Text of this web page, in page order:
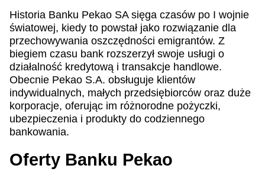
Historia Banku Pekao SA sięga czasów po I wojnie
światowej, kiedy to powstał jako rozwiązanie dla
przechowywania oszczędności emigrantów. Z
biegiem czasu bank rozszerzył swoje usługi o
działalność kredytową i transakcje handlowe.
Obecnie Pekao S.A. obsługuje klientów
indywidualnych, małych przedsiębiorców oraz duże
korporacje, oferując im różnorodne pożyczki,
ubezpieczenia i produkty do codziennego
bankowania.
Oferty Banku Pekao